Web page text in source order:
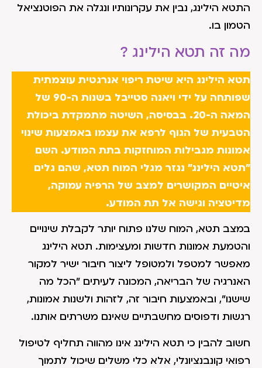
התטא הילינג, נבין את עקרונותיו ונגלה את הפוטנציאל
הטמון בו.
מה זה תטא הילינג ?
תטא הילינג היא שיטת ריפוי אנרגטית עוצמתית
שפותחה על ידי ויאנה סטייבל בשנות ה-90 של
המאה ה-20. בבסיסה, השיטה מתמקדת ביכולת
הטבעית של הגוף לרפא את עצמו באמצעות שינוי
אמונות מגבילות המוחזקות בתת המודע. השם
"תטא הילינג" נגזר מגלי המוח תטא, שהם גלים
איטיים המקושרים למצב של הרפיה עמוקה,
מדיטציה וגישה אל תת המודע.
במצב תטא, המוח שלנו פתוח יותר לקבלת שינויים
והטמעת אמונות חדשות ומעצימות. תטא הילינג
מאפשר למטפל ולמטופל ליצור חיבור ישיר למקור
האנרגיה של הבריאה, המכונה לעיתים "הכל מה
שישנו", ובאמצעות חיבור זה, לזהות ולשנות אמונות,
רגשות ודפוסים מחשבתיים שאינם משרתים אותנו.
חשוב להבין כי תטא הילינג אינו מהווה תחליף לטיפול
רפואי קונבנציונלי, אלא כלי משלים שיכול לתמוך